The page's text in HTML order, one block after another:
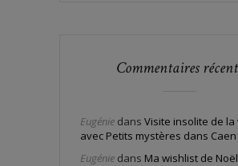
Commentaires
Eugénie dans Visite insolite de la
avec Petits mystères dans Caen
Eugénie dans Ma wishlist de